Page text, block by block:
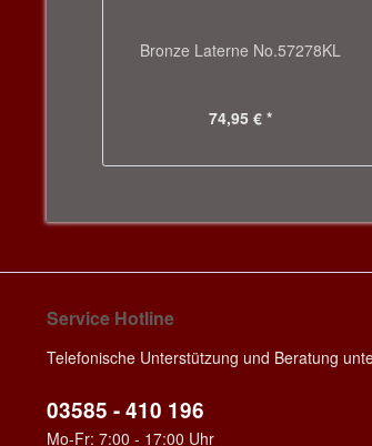
Bronze Laterne No.57278KL
74,95 € *
Service Hotline
Telefonische Unterstützung und Beratung
03585 - 410 196
Mo-Fr: 7:00 - 17:00 Uhr